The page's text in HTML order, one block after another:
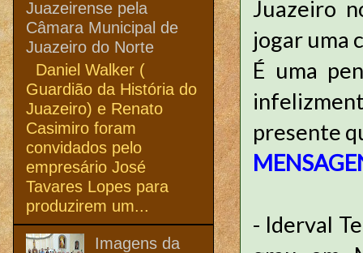
Juazeiro
jogar uma
É uma
presente
- Iderval
Juazeirense pela
Câmara Municipal de
Juazeiro do Norte
Daniel Walker (
Guardião da História do
Juazeiro) e Renato
Casimiro foram
convidados pelo
empresário José
Tavares Lopes para
produzirem um...
Imagens da